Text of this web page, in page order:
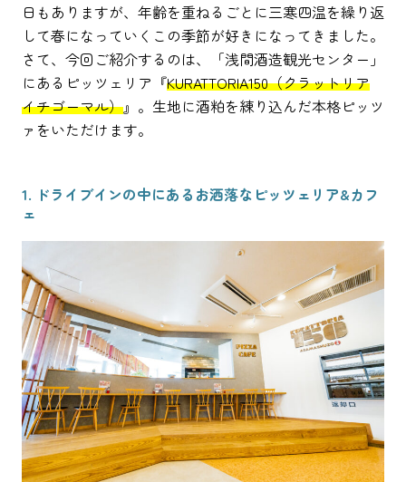
日もありますが、年齢を重ねるごとに三寒四温を繰り返
して春になっていくこの季節が好きになってきました。
さて、今回ご紹介するのは、「浅間酒造観光センター」
にあるピッツェリア『KURATTORIA150（クラットリア
イチゴーマル）』。生地に酒粕を練り込んだ本格ピッツ
ァをいただけます。
1. ドライブインの中にあるお洒落なピッツェリア&カフ
ェ